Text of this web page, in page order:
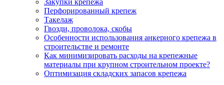
Закупки крепежа
Перфорированный крепеж
Такелаж
Гвозди, проволока, скобы
Особенности использования анкерного крепежа в
строительстве и ремонте
Как минимизировать расходы на крепежные
материалы при крупном строительном проекте?
Оптимизация складских запасов крепежа